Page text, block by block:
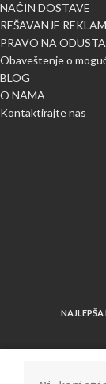
NAČIN DOSTAVE
REŠAVANJE
PRAVO NA
Obaveštenje o
BLOG
O NAMA
Kontaktirajte nas
SidebarLista želja Cart